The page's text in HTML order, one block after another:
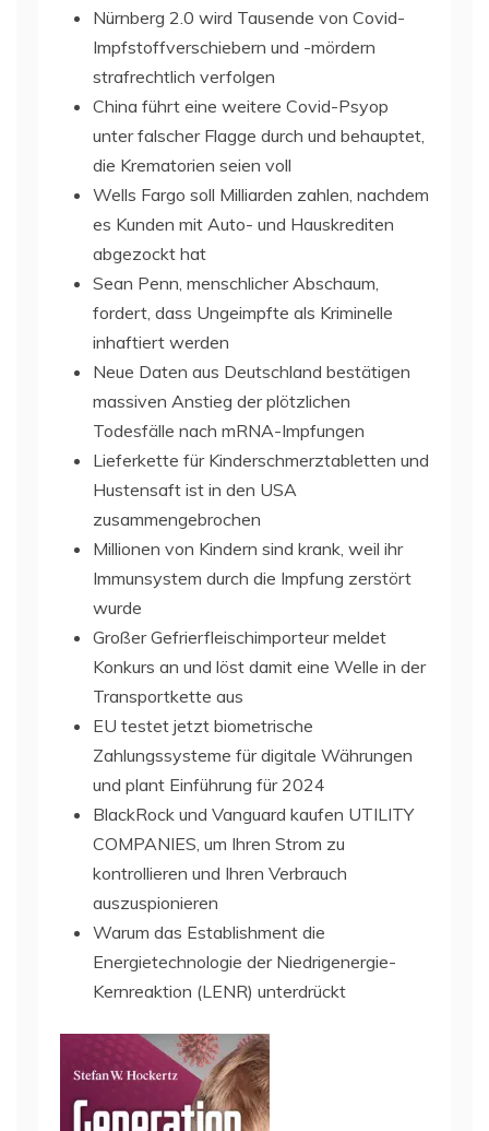
Nürnberg 2.0 wird Tausende von Covid-
Impfstoffverschiebern und -mördern
strafrechtlich verfolgen
China führt eine weitere Covid-Psyop
unter falscher Flagge durch und behauptet,
die Krematorien seien voll
Wells Fargo soll Milliarden zahlen, nachdem
es Kunden mit Auto- und Hauskrediten
abgezockt hat
Sean Penn, menschlicher Abschaum,
fordert, dass Ungeimpfte als Kriminelle
inhaftiert werden
Neue Daten aus Deutschland bestätigen
massiven Anstieg der plötzlichen
Todesfälle nach mRNA-Impfungen
Lieferkette für Kinderschmerztabletten und
Hustensaft ist in den USA
zusammengebrochen
Millionen von Kindern sind krank, weil ihr
Immunsystem durch die Impfung zerstört
wurde
Großer Gefrierfleischimporteur meldet
Konkurs an und löst damit eine Welle in der
Transportkette aus
EU testet jetzt biometrische
Zahlungssysteme für digitale Währungen
und plant Einführung für 2024
BlackRock und Vanguard kaufen UTILITY
COMPANIES, um Ihren Strom zu
kontrollieren und Ihren Verbrauch
auszuspionieren
Warum das Establishment die
Energietechnologie der Niedrigenergie-
Kernreaktion (LENR) unterdrückt